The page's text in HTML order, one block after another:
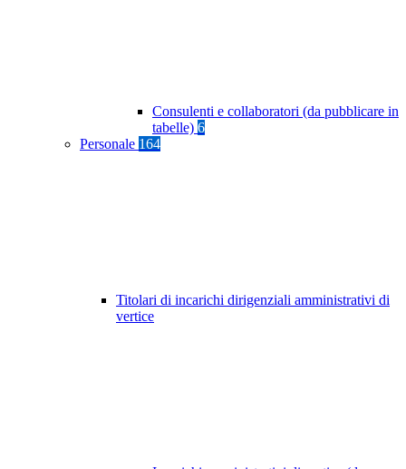
Consulenti e collaboratori (da pubblicare in
tabelle) 6
Personale 164
Titolari di incarichi dirigenziali amministrativi di
vertice